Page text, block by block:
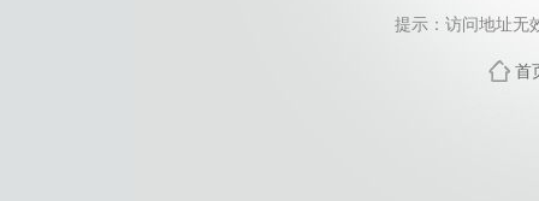
提示：访问地址无
首